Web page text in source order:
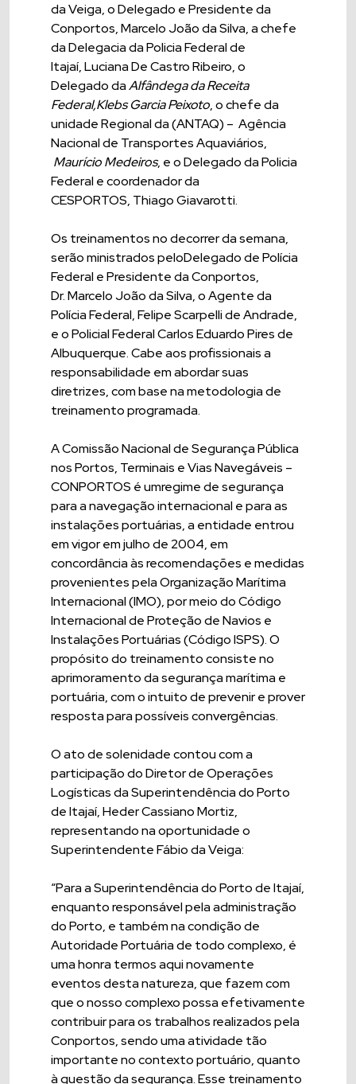
da Veiga, o Delegado e Presidente da
Conportos, Marcelo João da Silva, a chefe
da Delegacia da Policia Federal de
Itajaí, Luciana De Castro Ribeiro, o
Delegado daAlfândegadaReceita
Federal,Klebs Garcia Peixoto, o chefe da
unidade Regional da (ANTAQ) – Agência
Nacional de Transportes Aquaviários,
Maurício Medeiros, e o Delegado da Policia
Federal e coordenador da
CESPORTOS, Thiago Giavarotti.
Os treinamentos no decorrer da semana,
serão ministrados peloDelegado de Polícia
Federal e Presidente da Conportos,
Dr. Marcelo João da Silva, o Agente da
Polícia Federal, Felipe Scarpelli de Andrade,
e o Policial Federal Carlos Eduardo Pires de
Albuquerque. Cabe aos profissionais a
responsabilidade em abordar suas
diretrizes, com base na metodologia de
treinamento programada.
A Comissão Nacional de Segurança Pública
nos Portos, Terminais e Vias Navegáveis –
CONPORTOS é umregime de segurança
para a navegação internacional e para as
instalações portuárias, a entidade entrou
em vigor em julho de 2004, em
concordância às recomendações e medidas
provenientes pela Organização Marítima
Internacional (IMO), por meio do Código
Internacional de Proteção de Navios e
Instalações Portuárias (Código ISPS). O
propósito do treinamento consiste no
aprimoramento da segurança marítima e
portuária, com o intuito de prevenir e prover
resposta para possíveis convergências.
O ato de solenidade contou com a
participação do Diretor de Operações
Logísticas da Superintendência do Porto
de Itajaí, Heder Cassiano Mortiz,
representando na oportunidade o
Superintendente Fábio da Veiga:
“Para a Superintendência do Porto de Itajaí,
enquanto responsável pela administração
do Porto, e também na condição de
Autoridade Portuária de todo complexo, é
uma honra termos aqui novamente
eventos desta natureza, que fazem com
que o nosso complexo possa efetivamente
contribuir para os trabalhos realizados pela
Conportos, sendo uma atividade tão
importante no contexto portuário, quanto
à questão da segurança. Esse treinamento